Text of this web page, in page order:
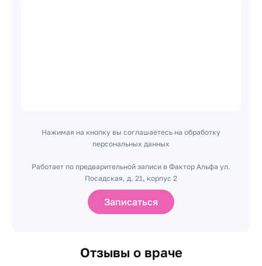
Нажимая на кнопку вы соглашаетесь на обработку
персональных данных
Работает по предварительной записи в Фактор Альфа ул.
Посадская, д. 21, корпус 2
Записаться
Отзывы о враче